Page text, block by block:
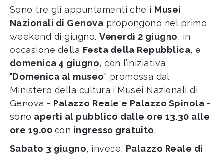
Sono tre gli appuntamenti che i Musei
Nazionali di Genova propongono nel primo
weekend di giugno.Venerdì 2 giugno, in
occasione della Festa della Repubblica, e
domenica 4 giugno, con l’iniziativa
"Domenica al museo" promossa dal
Ministero della cultura i Musei Nazionali di
Genova - Palazzo Reale e Palazzo Spinola -
sono aperti al pubblico dalle ore 13.30 alle
ore 19.00 con ingresso gratuito.
Sabato 3 giugno, invece, Palazzo Reale di